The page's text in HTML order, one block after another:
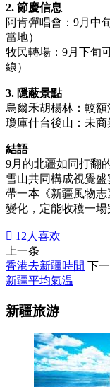
2. 節慶信息
阿肯彈唱會：9月中
當地）
牧民轉場：9月下旬
線）
3. 隱蔽景點
烏爾禾胡楊林：較額
瓊庫什台後山：未商
結語
9月的北疆如同打翻
雪山共同構成視覺
帶一本《新疆風物
變化，定能收穫一場
 12 人喜欢
上一条
香港去新疆時間 下
新疆平均氣温
新疆旅游